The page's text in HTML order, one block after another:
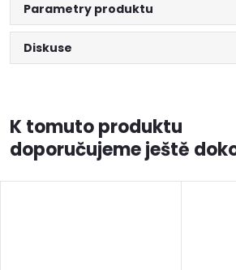
Parametry produktu
Diskuse
K tomuto produktu
doporučujeme ještě